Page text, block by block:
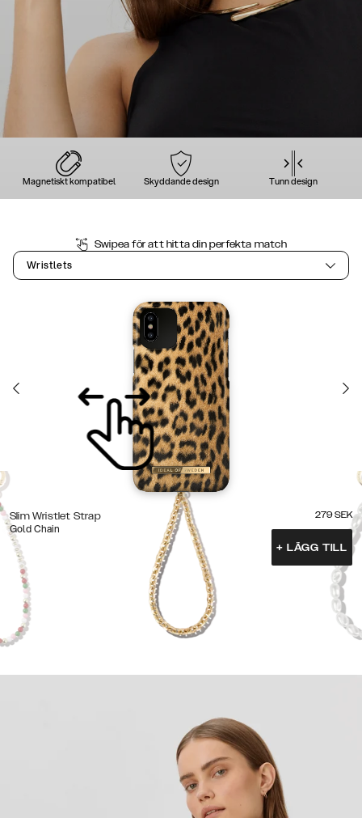
Magnetiskt kompatibel Skyddande design Tunn design
Swipea för att hitta din perfekta match
Wristlets
Slim Wristlet Strap
Gold Chain
279 SEK
+ LÄGG TILL